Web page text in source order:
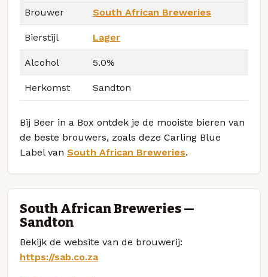
Brouwer South African Breweries
Bierstijl Lager
Alcohol 5.0%
Herkomst Sandton
Bij Beer in a Box ontdek je de mooiste bieren van
de beste brouwers, zoals deze Carling Blue
Label van South African Breweries.
South African Breweries —
Sandton
Bekijk de website van de brouwerij:
https://sab.co.za